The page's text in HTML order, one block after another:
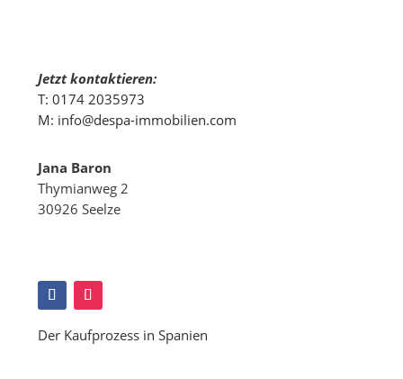
Jetzt kontaktieren:
T: 0174 2035973
M: info@despa-immobilien.com
Jana Baron
Thymianweg 2
30926 Seelze
Der Kaufprozess in Spanien